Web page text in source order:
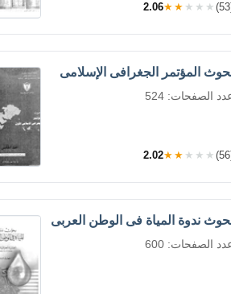
2.06★★★★★
المؤتمر الجغرافى الإسلامى
الصفحات: 524
2.02★★★★★
ندوة المياة فى الوطن العربى
الصفحات: 600